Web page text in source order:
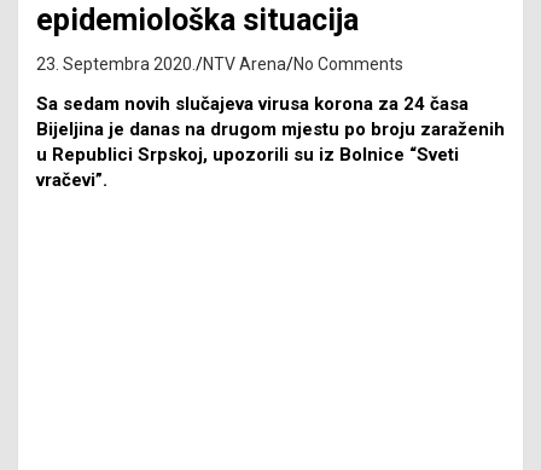
epidemiološka situacija
23. Septembra 2020. NTV Arena No Comments
Sa sedam novih slučajeva virusa korona za 24 časa
Bijeljina je danas na drugom mjestu po broju zaraženih
u Republici Srpskoj, upozorili su iz Bolnice “Sveti
vračevi”.